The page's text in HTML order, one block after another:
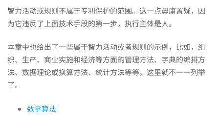
智力活动或规则不属于专利保护的范围。这一点毋庸置疑，因
为它违反了上面技术手段的第一步，执行主体是人。
本章中也给出了一些属于智力活动或者规则的示例，比如，组
织、生产、商业实施和经济等方面的管理方法、字典的编排方
法、数据理论或换算方法、统计方法等等。这里就不一一列举
了。
数学算法